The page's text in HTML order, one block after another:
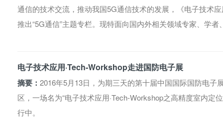
通信的技术交流，推动我国5G通信技术的发展，《电子技术
推出“5G通信”主题专栏。现特面向国内外相关领域专家、学
电子技术应用·Tech-Workshop走进国防电子展
摘要： 2016年5月13日，为期三天的第十届中国国际国防电子
区，一场名为“电子技术应用·Tech-Workshop之高精度室内定
行中。